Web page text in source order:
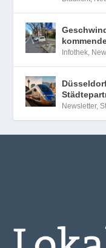
Infothek,
Newsletter,